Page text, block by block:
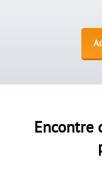
Encontre